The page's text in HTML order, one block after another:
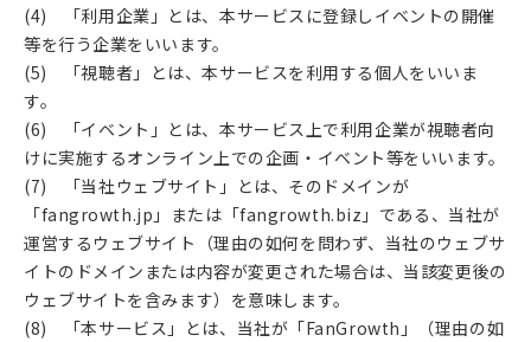
(4) 「利用企業」とは、本サービスに登録しイベントの開催
等を行う企業をいいます。
(5) 「視聴者」とは、本サービスを利用する個人をいいま
す。
(6) 「イベント」とは、本サービス上で利用企業が視聴者向
けに実施するオンライン上での企画・イベント等をいいます。
(7) 「当社ウェブサイト」とは、そのドメインが
「fangrowth.jp」または「fangrowth.biz」である、当社が
運営するウェブサイト（理由の如何を問わず、当社のウェブサ
イトのドメインまたは内容が変更された場合は、当該変更後の
ウェブサイトを含みます）を意味します。
(8) 「本サービス」とは、当社が「FanGrowth」（理由の如